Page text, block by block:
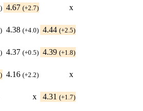
4.67 (+2.7) x
4.38 (+4.0) 4.44 (+2.5)
4.37 (+0.5) 4.39 (+1.8)
4.16 (+2.2) x
x 4.31 (+1.7)